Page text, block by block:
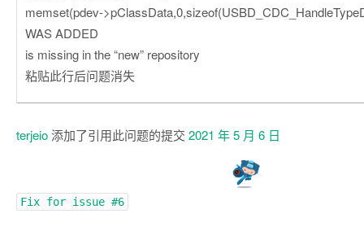
memset(pdev-
WAS ADDED
is missing in the “new” repository
粘贴此行后问题消失
terjeio添加了引用此问题的提交 2021 年 5 月 6 日
Fix for issue #6